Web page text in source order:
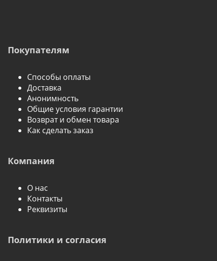
Покупателям
Способы оплаты
Доставка
Анонимность
Общие условия гарантии
Возврат и обмен товара
Как сделать заказ
Компания
О нас
Контакты
Реквизиты
Политики и согласия